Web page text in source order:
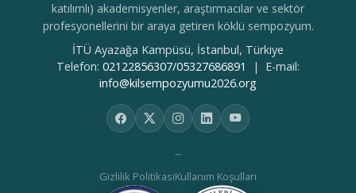
katılımlı) akademisyenler, araştırmacılar ve sektör
profesyonellerini bir araya getiren köklü sempozyum.
İTÜ Ayazağa Kampüsü, İstanbul, Türkiye
Telefon: 02122856307/05327686891
| E-mail:
info@kilsempozyumu2026.org
--
Gizlilik PolitikasıKullanım Koşulları